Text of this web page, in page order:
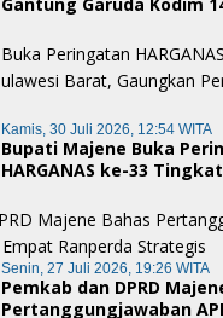
Kamis, 30 Juli 2026, 12:54 WITA
Bupati Majene Buka
HARGANAS ke-33
Ayah dalam Keluarga
Senin, 27 Juli 2026, 19:26 WITA
Pemkab dan DPRD
Pertanggungjawaban